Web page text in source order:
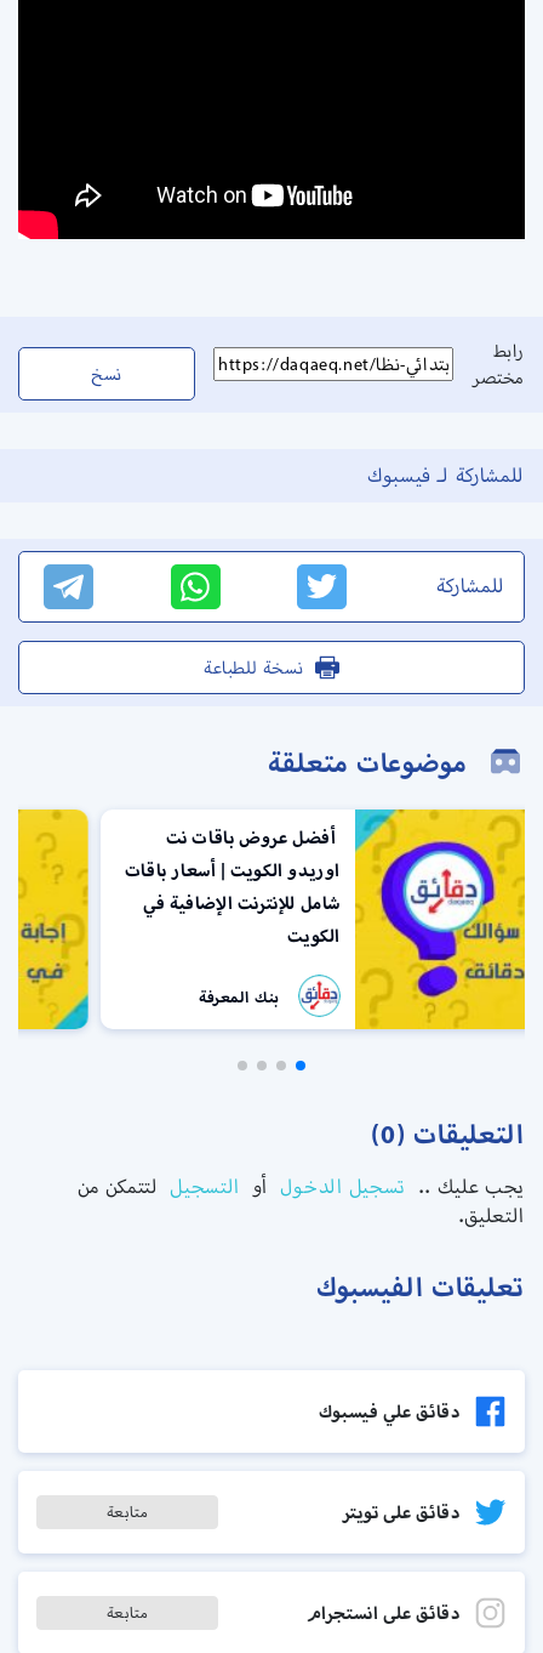
رابط
مختصر
نسخ
للمشاركة لـ فيسبوك
للمشاركة
نسخة للطباعة
موضوعات متعلقة
أفضل عروض باقات نت
اوريدو الكويت | أسعار باقات
شامل للإنترنت الإضافية في
بنك المعرفة
التعليقات (0)
يجب عليك .. تسجيل الدخول أو التسجيل لتتمكن من
التعليق.
تعليقات الفيسبوك
دقائق علي فيسبوك
دقائق على تويتر متابعة
دقائق على انستجرام متابعة